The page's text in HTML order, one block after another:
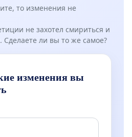
то изменения не
не захотел смириться и
ли вы то же самое?
изменения вы